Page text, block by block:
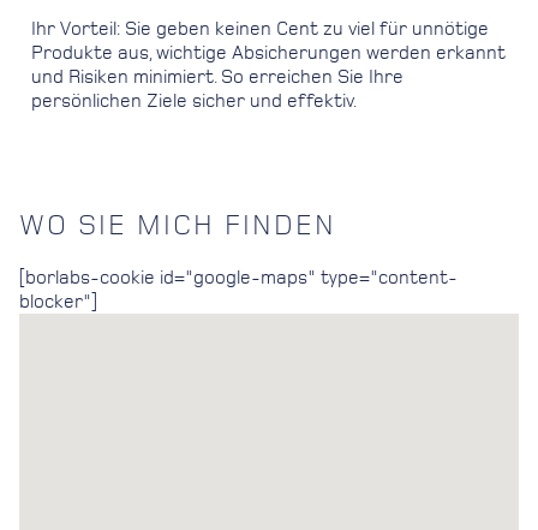
Ihr Vorteil: Sie geben keinen Cent zu viel für unnötige
Produkte aus, wichtige Absicherungen werden erkannt
und Risiken minimiert. So erreichen Sie Ihre
persönlichen Ziele sicher und effektiv.
WO SIE MICH FINDEN
[borlabs-cookie id="google-maps" type="content-
blocker"]